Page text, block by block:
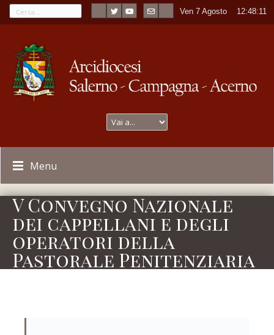
Ven 7 Agosto 12:48:12
Menu
V Convegno Nazionale
dei cappellani e degli
operatori della
Pastorale Penitenziaria